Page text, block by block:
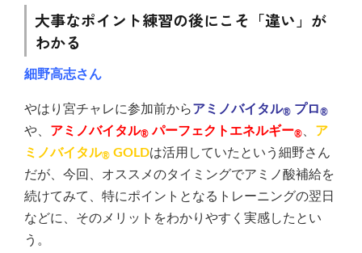
大事なポイント練習の後にこそ「違い」が
わかる
細野高志さん
やはり宮チャレに参加前からアミノバイタル® プロ®
や、 アミノバイタル® パーフェクトエネルギー®、 ア
ミノバイタル® GOLDは活用していたという細野さん
だが、今回、オススメのタイミングでアミノ酸補給を
続けてみて、特にポイントとなるトレーニングの翌日
などに、そのメリットをわかりやすく実感したとい
う。